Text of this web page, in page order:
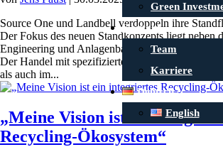
Green
Kontakt
Team
Karriere
Deutsch
English
Source One und Landbell verdoppeln ihre
Der Fokus des neuen Standkonzepts liegt neben
Engineering und Anlagenbau auf dem Thema
Der Handel mit spezifizierten Materialien –
als auch im...
„Meine Vision ist ein
Recycling-Ökosystem“